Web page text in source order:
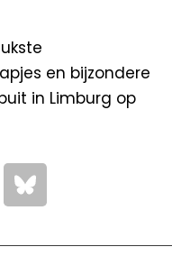
en bijzondere
in Limburg op